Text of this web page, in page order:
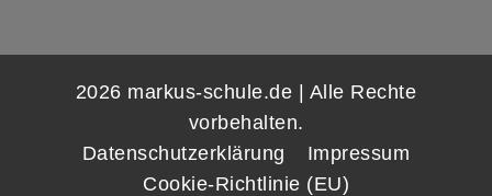
2026 markus-schule.de | Alle Rechte
vorbehalten.
Datenschutzerklärung
Impressum
Cookie-Richtlinie (EU)